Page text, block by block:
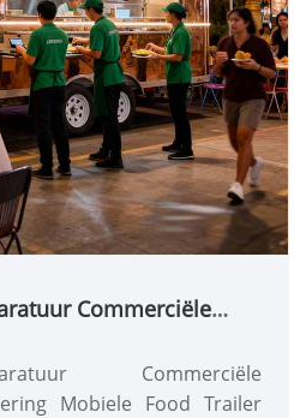
Commerciële
TruckCommerciële
Mobiele Food Trailer